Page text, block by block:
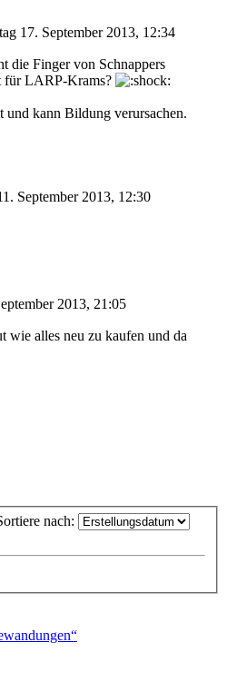
17. September 2013, 12:34
die Finger von Schnappers
für LARP-Krams?
und kann Bildung verursachen.
September 2013, 12:30
2013, 21:05
wie alles neu zu kaufen und da
nach: